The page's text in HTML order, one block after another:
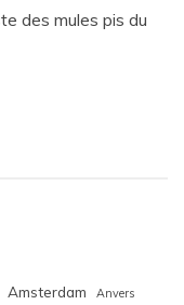
des mules pis du
Amsterdam Anvers